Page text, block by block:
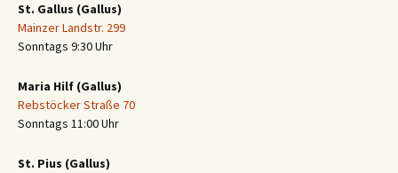
St. Gallus (Gallus)
Mainzer Landstr. 299
Sonntags 9:30 Uhr
Maria Hilf (Gallus)
Rebstöcker Straße 70
Sonntags 11:00 Uhr
St. Pius (Gallus)